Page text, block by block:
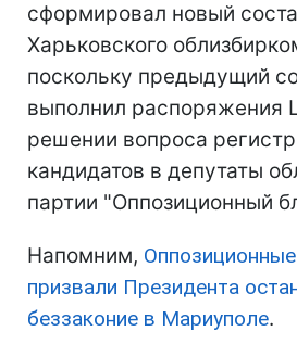
сформировал новый
Харьковского
поскольку предыдущий
выполнил распоряжения
решении вопроса
кандидатов в депутаты
партии "Оппозиционный
Напомним,
призвали Президента
беззаконие в Мариуполе.